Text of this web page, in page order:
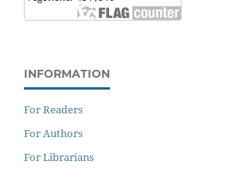
INFORMATION
For Readers
For Authors
For Librarians